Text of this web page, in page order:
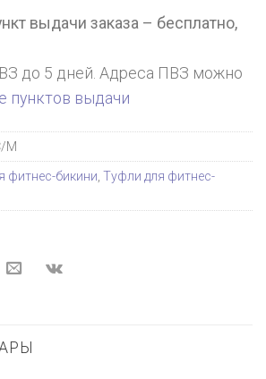
выдачи заказа – бесплатно,
до 5 дней. Адреса ПВЗ можно
пунктов выдачи
M
фитнес-бикини Туфли для фитнес-